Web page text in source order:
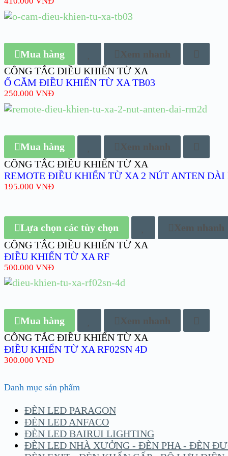
Mua hàng
Xem nhanh
CÔNG TẮC ĐIỀU KHIỂN TỪ XA
Ổ CẮM ĐIỀU KHIỂN TỪ XA TB03
250.000 VNĐ
Mua hàng
Xem nhanh
CÔNG TẮC ĐIỀU KHIỂN TỪ XA
REMOTE ĐIỀU KHIỂN TỪ XA 2 NÚT ANTEN DÀI
195.000 VNĐ
Lựa chọn các tùy chọn
Xem nhanh
CÔNG TẮC ĐIỀU KHIỂN TỪ XA
ĐIỀU KHIỂN TỪ XA RF
500.000 VNĐ
Mua hàng
Xem nhanh
CÔNG TẮC ĐIỀU KHIỂN TỪ XA
ĐIỀU KHIỂN TỪ XA RF02SN 4D
300.000 VNĐ
Danh mục sản phẩm
ĐÈN LED PARAGON
ĐÈN LED ANFACO
ĐÈN LED BAIRUI LIGHTING
ĐÈN LED NHÀ XƯỞNG - ĐÈN PHA - ĐÈN